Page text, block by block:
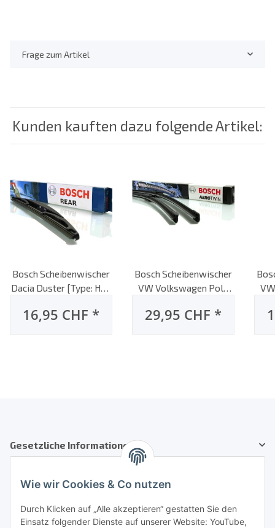
Frage zum Artikel
Kunden kauften dazu folgende Artikel:
Bosch Scheibenwischer
Dacia Duster [Type: HS],
Heck-Scheibenwischer,
16,95 CHF *
Bosch Scheibenwischer
VW Volkswagen Polo
06/2009 bis heute,
29,95 CHF *
Gesetzliche Informationen
Email: info@auto-equipment.ch
Wie wir Cookies & Co nutzen
Durch Klicken auf „Alle akzeptieren“ gestatten Sie den
Einsatz folgender Dienste auf unserer Website: YouTube,